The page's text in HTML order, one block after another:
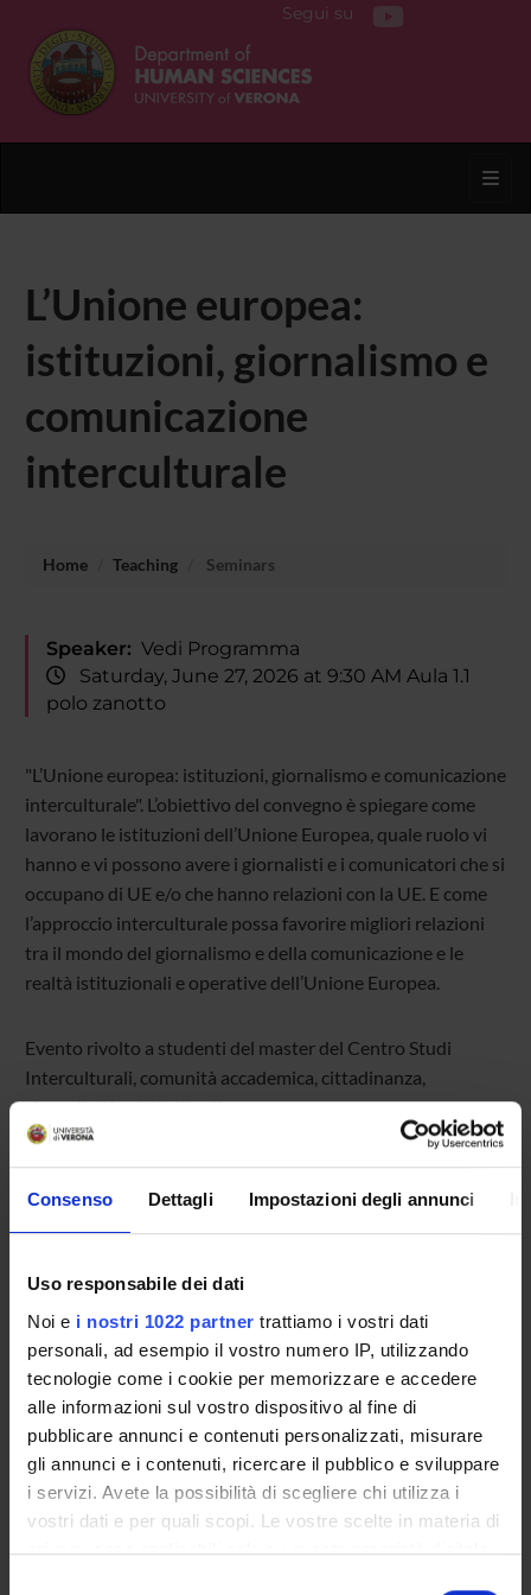
Consenso Dettagli Impostazioni degli annunci
Uso responsabile dei dati
Noi e i nostri 1022 partner trattiamo i vostri dati
personali, ad esempio il vostro numero IP, utilizzando
tecnologie come i cookie per memorizzare e accedere
alle informazioni sul vostro dispositivo al fine di
pubblicare annunci e contenuti personalizzati, misurare
gli annunci e i contenuti, ricercare il pubblico e sviluppare
i servizi. Avete la possibilità di scegliere chi utilizza i
vostri dati e per quali scopi. Le vostre scelte in materia di
privacy sono applicabili solo su questa proprietà digitale
Segui su
L’Unione europea:
istituzioni, giornalismo e
comunicazione
interculturale
Home Teaching Seminars
Speaker: Vedi Programma
Saturday, June 27, 2026 at 9:30 AM Aula 1.1
polo zanotto
"L’Unione europea: istituzioni, giornalismo e comunicazione
interculturale". L’obiettivo del convegno è spiegare come
lavorano le istituzioni dell’Unione Europea, quale ruolo vi
hanno e vi possono avere i giornalisti e i comunicatori che si
occupano di UE e/o che hanno relazioni con la UE. E come
l’approccio interculturale possa favorire migliori relazioni
tra il mondo del giornalismo e della comunicazione e le
realtà istituzionali e operative dell’Unione Europea.
Evento rivolto a studenti del master del Centro Studi
Interculturali, comunità accademica, cittadinanza,
giornalisti iscritti all'ordine.
Evento in modalita duale
TITLE FORMAT (LANGUAGE, SIZE, PUBLICATION DATE)
Programma jpeg (it, 1075 KB, 10/06/26)
Programme Director
Agostino Portera
External reference